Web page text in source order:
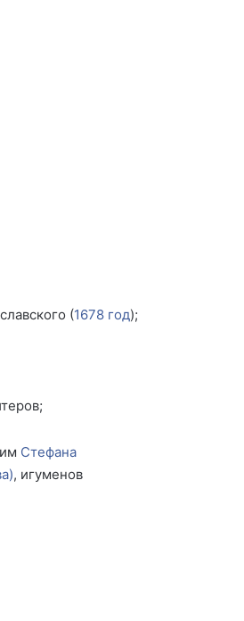
(1678 год);
Стефана
, игуменов